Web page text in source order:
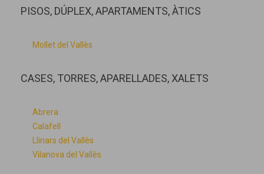
PISOS, DÚPLEX, APARTAMENTS, ÀTICS
Mollet del Vallès
CASES, TORRES, APARELLADES, XALETS
Abrera
Calafell
Llinars del Vallès
Vilanova del Vallès